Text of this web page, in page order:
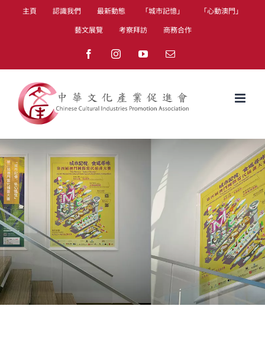
主頁 認識我們 最新動態 「城市記憶」
「心動澳門」
藝文展覽
考察拜訪 商務合作
FacebookInstagramYouTubeEmail